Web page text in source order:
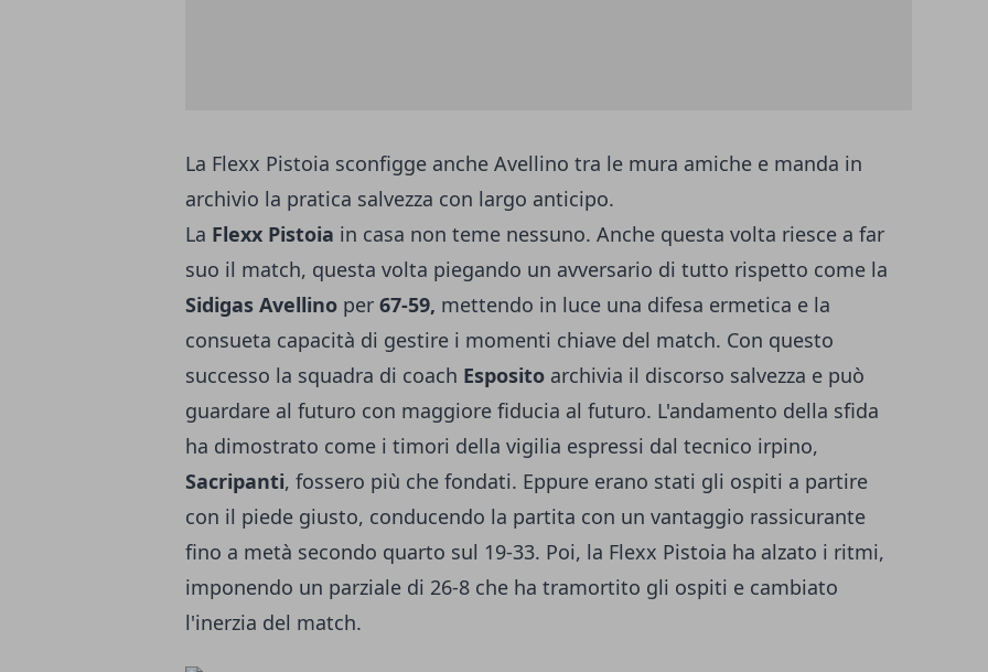
La Flexx Pistoia sconfigge anche Avellino tra le mura amiche e manda in
archivio la pratica salvezza con largo anticipo.
La Flexx Pistoia in casa non teme nessuno. Anche questa volta riesce a far
suo il match, questa volta piegando un avversario di tutto rispetto come la
Sidigas Avellino per 67-59, mettendo in luce una difesa ermetica e la
consueta capacità di gestire i momenti chiave del match. Con questo
successo la squadra di coach Esposito archivia il discorso salvezza e può
guardare al futuro con maggiore fiducia al futuro. L'andamento della sfida
ha dimostrato come i timori della vigilia espressi dal tecnico irpino,
Sacripanti, fossero più che fondati. Eppure erano stati gli ospiti a partire
con il piede giusto, conducendo la partita con un vantaggio rassicurante
fino a metà secondo quarto sul 19-33. Poi, la Flexx Pistoia ha alzato i ritmi,
imponendo un parziale di 26-8 che ha tramortito gli ospiti e cambiato
l'inerzia del match.